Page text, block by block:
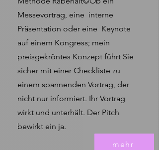
Messevortrag, eine interne
Präsentation oder eine Keynote
auf einem Kongress; mein
preisgekröntes Konzept führt Sie
sicher mit einer Checkliste zu
einem spannenden Vortrag, der
nicht nur informiert. Ihr Vortrag
wirkt und unterhält. Der Pitch
bewirkt ein ja.
mehr